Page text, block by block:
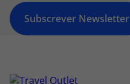
Subscrever Newsletter